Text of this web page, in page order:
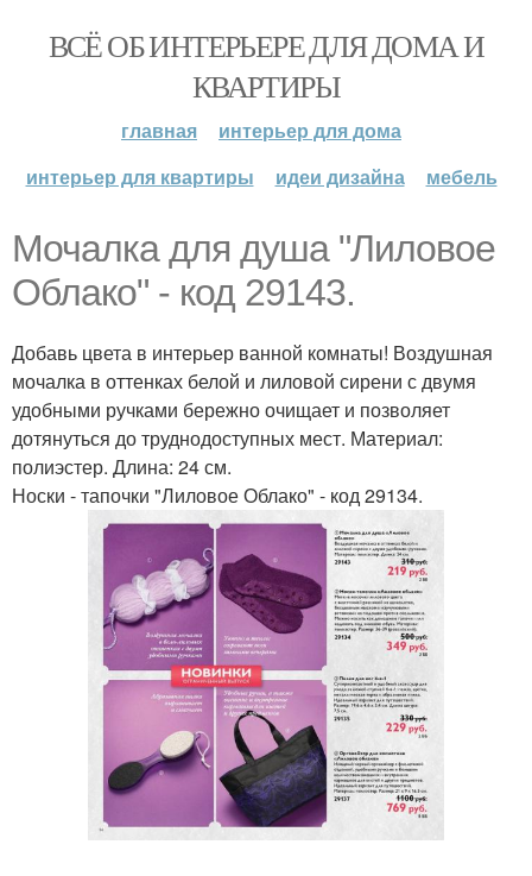
ВСЁ ОБ ИНТЕРЬЕРЕ ДЛЯ ДОМА И
КВАРТИРЫ
главная
интерьер для дома
интерьер для квартиры
идеи дизайна мебель
Мочалка для душа "Лиловое
Облако" - код 29143.
Добавь цвета в интерьер ванной комнаты! Воздушная
мочалка в оттенках белой и лиловой сирени с двумя
удобными ручками бережно очищает и позволяет
дотянуться до труднодоступных мест. Материал:
полиэстер. Длина: 24 см.
Носки - тапочки "Лиловое Облако" - код 29134.